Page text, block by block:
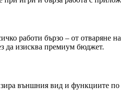
работи бързо – от отваряне
да изисква премиум бюджет.
външния вид и функциите